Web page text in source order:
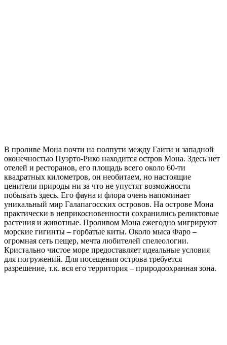
В проливе Мона почти на полпути между Гаити и западной
оконечностью Пуэрто-Рико находится остров Мона. Здесь нет
отелей и ресторанов, его площадь всего около 60-ти
квадратных километров, он необитаем, но настоящие
ценители природы ни за что не упустят возможности
побывать здесь. Его фауна и флора очень напоминает
уникальный мир Галапагосских островов. На острове Мона
практически в неприкосновенности сохранились реликтовые
растения и животные. Проливом Мона ежегодно мигрируют
морские гигинты – горбатые киты. Около мыса Фаро –
огромная сеть пещер, мечта любителей спелеологии.
Кристально чистое море предоставляет идеальные условия
для погружений. Для посещения острова требуется
разрешение, т.к. вся его территория – природоохранная зона.